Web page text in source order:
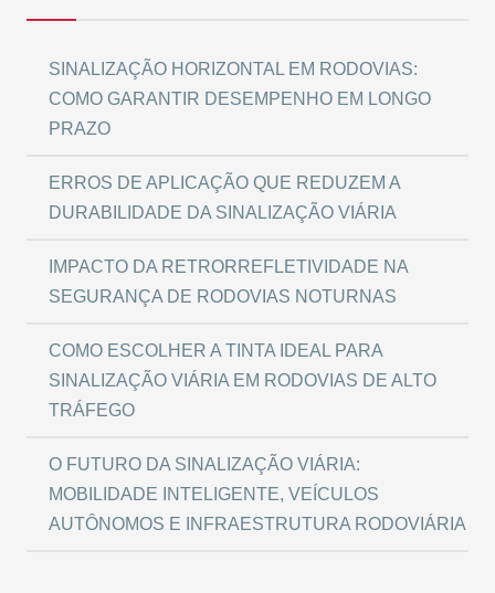
SINALIZAÇÃO HORIZONTAL EM RODOVIAS:
COMO GARANTIR DESEMPENHO EM LONGO
PRAZO
ERROS DE APLICAÇÃO QUE REDUZEM A
DURABILIDADE DA SINALIZAÇÃO VIÁRIA
IMPACTO DA RETRORREFLETIVIDADE NA
SEGURANÇA DE RODOVIAS NOTURNAS
COMO ESCOLHER A TINTA IDEAL PARA
SINALIZAÇÃO VIÁRIA EM RODOVIAS DE ALTO
TRÁFEGO
O FUTURO DA SINALIZAÇÃO VIÁRIA:
MOBILIDADE INTELIGENTE, VEÍCULOS
AUTÔNOMOS E INFRAESTRUTURA RODOVIÁRIA